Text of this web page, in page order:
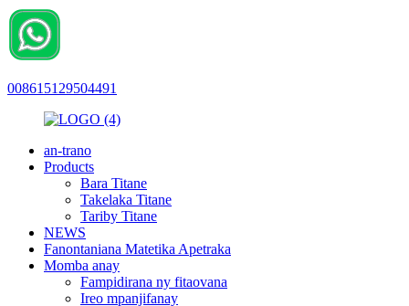
008615129504491
an-trano
Products
Bara Titane
Takelaka Titane
Tariby Titane
NEWS
Fanontaniana Matetika Apetraka
Momba anay
Fampidirana ny fitaovana
Ireo mpanjifanay